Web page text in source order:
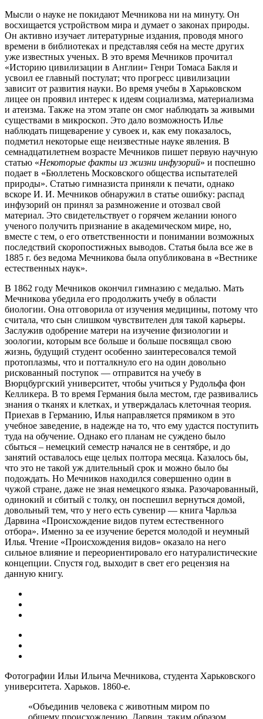
Мысли о науке не покидают Мечникова ни на минуту. Он
восхищается устройством мира и думает о законах природы.
Он активно изучает литературные издания, проводя много
времени в библиотеках и представляя себя на месте других
уже известных ученых. В это время Мечников прочитал
«Историю цивилизации в Англии» Генри Томаса Бакля и
усвоил ее главный постулат; что прогресс цивилизации
зависит от развития науки. Во время учебы в Харьковском
лицее он проявил интерес к идеям социализма, материализма
и атеизма. Также на этом этапе он смог наблюдать за живыми
существами в микроскоп. Это дало возможность Илье
наблюдать пищеварение у сувоек и, как ему показалось,
подметил некоторые еще неизвестные науке явления. В
семнадцатилетнем возрасте Мечников пишет первую научную
статью «Некоторые факты из жизни инфузорий» и поспешно
подает в «Бюллетень Московского общества испытателей
природы». Статью гимназиста приняли к печати, однако
вскоре И. И. Мечников обнаружил в статье ошибку: распад
инфузорий он принял за размножение и отозвал свой
материал. Это свидетельствует о горячем желании юного
ученого получить признание в академическом мире, но,
вместе с тем, о его ответственности и понимании возможных
последствий скоропостижных выводов. Статья была все же в
1885 г. без ведома Мечникова была опубликована в «Вестнике
естественных наук».
В 1862 году Мечников окончил гимназию с медалью. Мать
Мечникова убедила его продолжить учебу в области
биологии. Она отговорила от изучения медицины, потому что
считала, что сын слишком чувствителен для такой карьеры.
Заслужив одобрение матери на изучение физиологии и
зоологии, которым все больше и больше посвящал свою
жизнь, будущий студент особенно заинтересовался темой
протоплазмы, что и потталкнуло его на один довольно
рискованный поступок — отправится на учебу в
Вюрцбургский университет, чтобы учиться у Рудольфа фон
Келликера. В то время Германия была местом, где развивались
знания о тканях и клетках, и утверждалась клеточная теория.
Приехав в Германию, Илья направляется прямиком в это
учебное заведение, в надежде на то, что ему удастся поступить
туда на обучение. Однако его планам не суждено было
сбыться – немецкий семестр начался не в сентябре, и до
занятий оставалось еще целых полтора месяца. Казалось бы,
что это не такой уж длительный срок и можно было бы
подождать. Но Мечников находился совершенно один в
чужой стране, даже не зная немецкого языка. Разочарованный,
одинокий и сбитый с толку, он поспешил вернуться домой,
довольный тем, что у него есть сувенир — книга Чарльза
Дарвина «Происхождение видов путем естественного
отбора». Именно за ее изучение берется молодой и неумный
Илья. Чтение «Происхождения видов» оказало на него
сильное влияние и переориентировало его натуралистические
концепции. Спустя год, выходит в свет его рецензия на
данную книгу.
Фотографии Ильи Ильича Мечникова, студента Харьковского
университета. Харьков. 1860-е.
«Объединив человека с животным миром по
общему происхождению, Дарвин, таким образом,